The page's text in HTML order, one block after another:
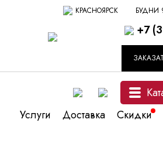
КРАСНОЯРСК БУДНИ
+7
Услуги
Доставка Скидки